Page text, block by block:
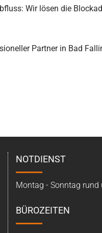
Wir lösen die
Partner in Bad
NOTDIENST
Montag - Sonntag rund
BÜROZEITEN